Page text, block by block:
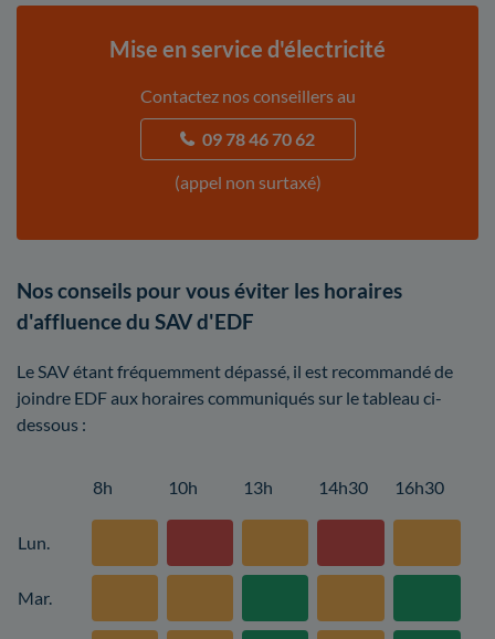
Mise en service d'électricité
Contactez nos conseillers au
09 78 46 70 62
(appel non surtaxé)
Nos conseils pour vous éviter les horaires
d'affluence du SAV d'EDF
Le SAV étant fréquemment dépassé, il est recommandé de
joindre EDF aux horaires communiqués sur le tableau ci-
dessous :
8h 10h 13h 14h30 16h30
Lun.
Mar.